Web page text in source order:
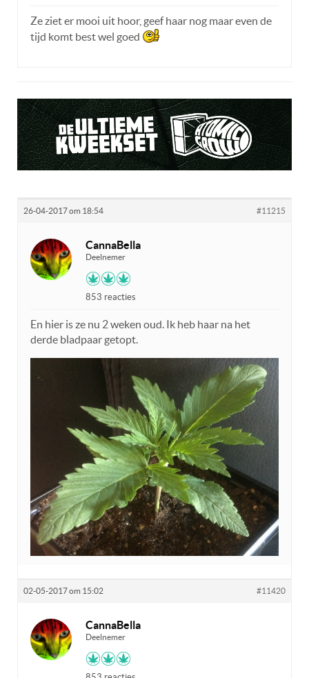
Ze ziet er mooi uit hoor, geef haar nog maar even de
tijd komt best wel goed
26-04-2017 om 18:54 #11215
CannaBella
Deelnemer
853 reacties
En hier is ze nu 2 weken oud. Ik heb haar na het
derde bladpaar getopt.
02-05-2017 om 15:02 #11420
CannaBella
Deelnemer